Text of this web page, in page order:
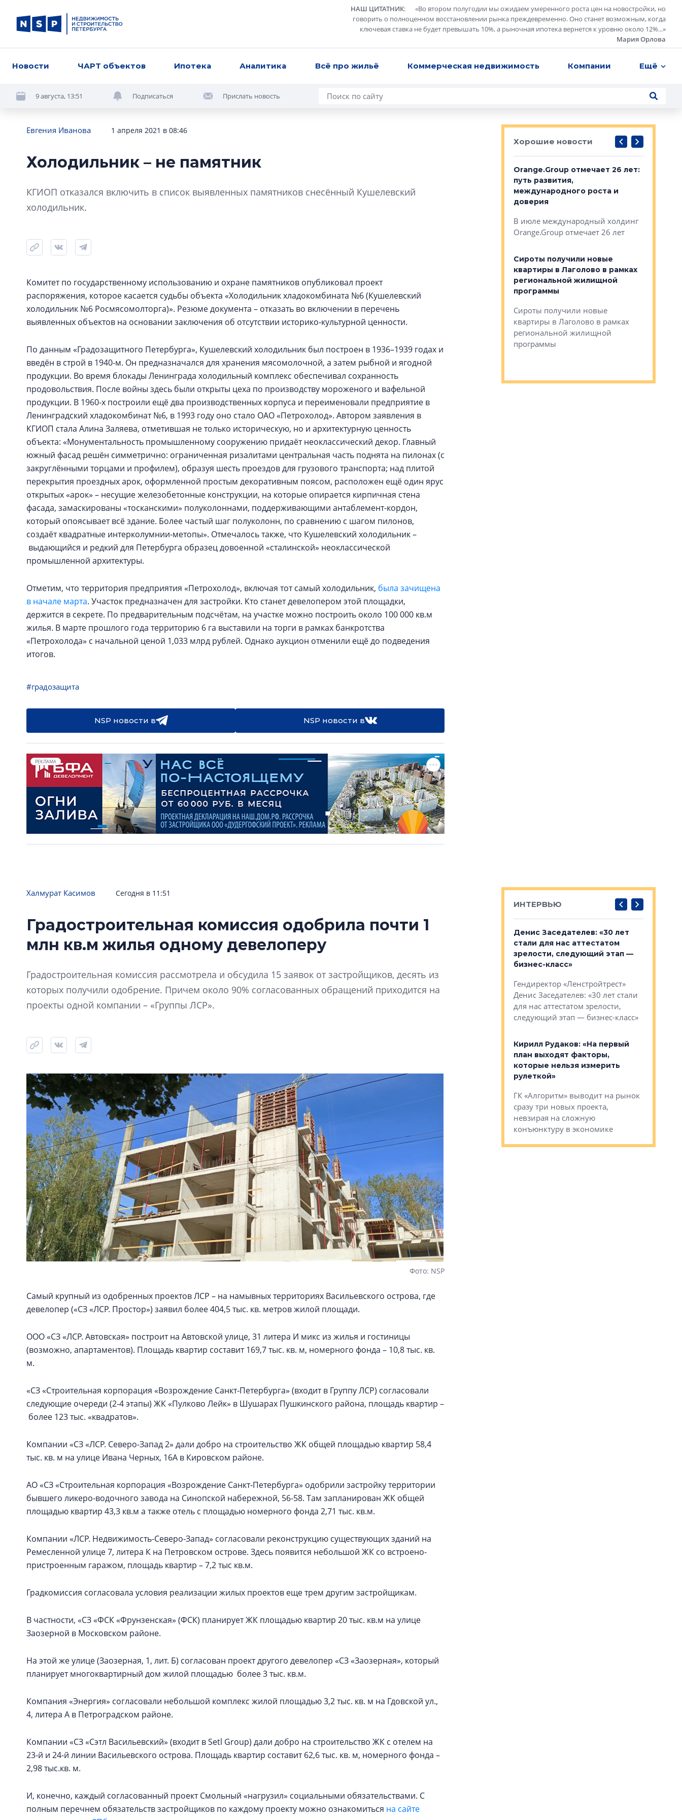
НАШ ЦИТАТНИК: «Во втором полугодии мы ожидаем умеренного роста цен на новостройки, но
говорить о полноценном восстановлении рынка преждевременно. Оно станет возможным, когда
ключевая ставка не будет превышать 10%, а рыночная ипотека вернется к уровню около 12%...»
Мария Орлова
Новости ЧАРТ объектов Ипотека Аналитика Всё про жильё Коммерческая недвижимость Компании Ещё
9 августа, 13:51 Подписаться Прислать новость
Евгения Иванова 1 апреля 2021 в 08:46
Холодильник – не памятник
КГИОП отказался включить в список выявленных памятников снесённый Кушелевский
холодильник.
Комитет по государственному использованию и охране памятников опубликовал проект
распоряжения, которое касается судьбы объекта «Холодильник хладокомбината №6 (Кушелевский
холодильник №6 Росмясомолторга)». Резюме документа – отказать во включении в перечень
выявленных объектов на основании заключения об отсутствии историко-культурной ценности.
По данным «Градозащитного Петербурга», Кушелевский холодильник был построен в 1936–1939 годах и
введён в строй в 1940-м. Он предназначался для хранения мясомолочной, а затем рыбной и ягодной
продукции. Во время блокады Ленинграда холодильный комплекс обеспечивал сохранность
продовольствия. После войны здесь были открыты цеха по производству мороженого и вафельной
продукции. В 1960-х построили ещё два производственных корпуса и переименовали предприятие в
Ленинградский хладокомбинат №6, в 1993 году оно стало ОАО «Петрохолод». Автором заявления в
КГИОП стала Алина Заляева, отметившая не только историческую, но и архитектурную ценность
объекта: «Монументальность промышленному сооружению придаёт неоклассический декор. Главный
южный фасад решён симметрично: ограниченная ризалитами центральная часть поднята на пилонах (с
закруглёнными торцами и профилем), образуя шесть проездов для грузового транспорта; над плитой
перекрытия проездных арок, оформленной простым декоративным поясом, расположен ещё один ярус
открытых «арок» – несущие железобетонные конструкции, на которые опирается кирпичная стена
фасада, замаскированы «тосканскими» полуколоннами, поддерживающими антаблемент-кордон,
который опоясывает всё здание. Более частый шаг полуколонн, по сравнению с шагом пилонов,
создаёт квадратные интерколумнии-метопы». Отмечалось также, что Кушелевский холодильник –
выдающийся и редкий для Петербурга образец довоенной «сталинской» неоклассической
промышленной архитектуры.
Отметим, что территория предприятия «Петрохолод», включая тот самый холодильник, была зачищена
в начале марта. Участок предназначен для застройки. Кто станет девелопером этой площадки,
держится в секрете. По предварительным подсчётам, на участке можно построить около 100 000 кв.м
жилья. В марте прошлого года территорию 6 га выставили на торги в рамках банкротства
«Петрохолода» с начальной ценой 1,033 млрд рублей. Однако аукцион отменили ещё до подведения
итогов.
#градозащита
NSP новости в NSP новости в
РЕКЛАМА
Хорошие новости
образования
В Красногвардейском районе
Петербурга появился еще один
Orange.Group отмечает 26 лет:
путь развития,
международного роста и
доверия
В июле международный холдинг
Orange.Group отмечает 26 лет
Сироты получили новые
квартиры в Лаголово в рамках
региональной жилищной
программы
Сироты получили новые
квартиры в Лаголово в рамках
региональной жилищной
программы
Халмурат Касимов Сегодня в 11:51
Градостроительная комиссия одобрила почти 1
млн кв.м жилья одному девелоперу
Градостроительная комиссия рассмотрела и обсудила 15 заявок от застройщиков, десять из
которых получили одобрение. Причем около 90% согласованных обращений приходится на
проекты одной компании – «Группы ЛСР».
Фото: NSP
Самый крупный из одобренных проектов ЛСР – на намывных территориях Васильевского острова, где
девелопер («СЗ «ЛСР. Простор») заявил более 404,5 тыс. кв. метров жилой площади.
ООО «СЗ «ЛСР. Автовская» построит на Автовской улице, 31 литера И микс из жилья и гостиницы
(возможно, апартаментов). Площадь квартир составит 169,7 тыс. кв. м, номерного фонда – 10,8 тыс. кв.
м.
«СЗ «Строительная корпорация «Возрождение Санкт‑Петербурга» (входит в Группу ЛСР) согласовали
следующие очереди (2-4 этапы) ЖК «Пулково Лейк» в Шушарах Пушкинского района, площадь квартир –
более 123 тыс. «квадратов».
Компании «СЗ «ЛСР. Северо-Запад 2» дали добро на строительство ЖК общей площадью квартир 58,4
тыс. кв. м на улице Ивана Черных, 16А в Кировском районе.
АО «СЗ «Строительная корпорация «Возрождение Санкт‑Петербурга» одобрили застройку территории
бывшего ликеро-водочного завода на Синопской набережной, 56-58. Там запланирован ЖК общей
площадью квартир 43,3 кв.м а также отель с площадью номерного фонда 2,71 тыс. кв.м.
Компании «ЛСР. Недвижимость-Северо-Запад» согласовали реконструкцию существующих зданий на
Ремесленной улице 7, литера К на Петровском острове. Здесь появится небольшой ЖК со встроено-
пристроенным гаражом, площадь квартир – 7,2 тыс кв.м.
Градкомиссия согласовала условия реализации жилых проектов еще трем другим застройщикам.
В частности, «СЗ «ФСК «Фрунзенская» (ФСК) планирует ЖК площадью квартир 20 тыс. кв.м на улице
Заозерной в Московском районе.
На этой же улице (Заозерная, 1, лит. Б) согласован проект другого девелопер «СЗ «Заозерная», который
планирует многоквартирный дом жилой площадью более 3 тыс. кв.м.
Компания «Энергия» согласовали небольшой комплекс жилой площадью 3,2 тыс. кв. м на Гдовской ул.,
4, литера А в Петроградском районе.
Компании «СЗ «Сэтл Васильевский» (входит в Setl Group) дали добро на строительство ЖК с отелем на
23-й и 24-й линии Васильевского острова. Площадь квартир составит 62,6 тыс. кв. м, номерного фонда –
2,98 тыс.кв. м.
И, конечно, каждый согласованный проект Смольный «нагрузил» социальными обязательствами. С
полным перечнем обязательств застройщиков по каждому проекту можно ознакомиться на сайте
ИНТЕРВЬЮ
Татьяна Бровкина: «На
Петербурга, будущем спальных
жилого проекта: эстетика,
функциональность или
Денис Заседателев: «30 лет
стали для нас аттестатом
зрелости, следующий этап —
бизнес-класс»
Гендиректор «Ленстройтрест»
Денис Заседателев: «30 лет стали
для нас аттестатом зрелости,
следующий этап — бизнес-класс»
Кирилл Рудаков: «На первый
план выходят факторы,
которые нельзя измерить
рулеткой»
ГК «Алгоритм» выводит на рынок
сразу три новых проекта,
невзирая на сложную
конъюнктуру в экономике